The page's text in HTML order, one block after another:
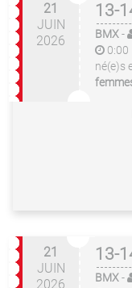
21
JUIN
2026
13-
BMX-
0:00
né(e)s
21
JUIN
2026
13-
BMX-